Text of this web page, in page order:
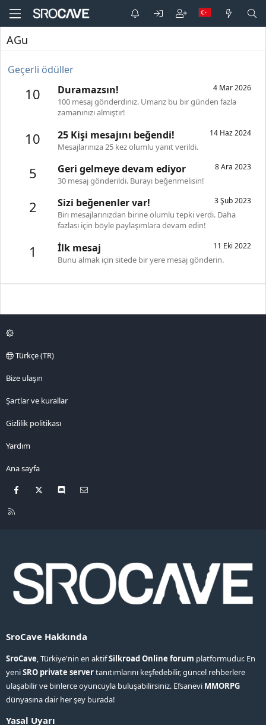
AGu
Geçerli ödüller
10 4 Mar 2026
Duramazsın!
100 mesaj gönderdiniz. Umarız bu bir günden fazla
zamanınızı almıştır!
10 14 Haz 2024
25 Kişi mesajını beğendi!
Mesajlarınıza 25 kez olumlu yanıt verildi.
5 8 Ara 2023
Geri gelmeye devam ediyor
30 mesaj gönderildi. Burayı beğenmelisin!
2 3 Şub 2023
Sizi beğenenler var!
Biri mesajlarınızdan birine olumlu tepki verdi. Daha
fazlası için böyle paylaşımlara devam edin!
1 11 Eki 2022
İlk mesaj
Bunu almak için sitede bir yere mesaj gönderin.
Türkçe (TR)
Bize ulaşın
Şartlar ve kurallar
Gizlilik politikası
Yardım
Ana sayfa
Facebook Discord
R
SroCave Hakkında
SroCave, Türkiye'nin en aktifSilkroad Online forum platformudur. En
yeniSRO private servertanıtımlarını keşfedebilir, güncel rehberlere
ulaşabilir ve binlerce oyuncuyla buluşabilirsiniz. Efsanevi MMORPG
dünyasına dair her şey burada!
Yasal Uyarı